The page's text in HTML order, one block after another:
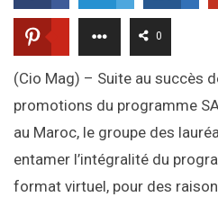
0
(Cio Mag) – Suite au succès
promotions du programme
au Maroc, le groupe des
entamer l’intégralité du
format virtuel, pour des